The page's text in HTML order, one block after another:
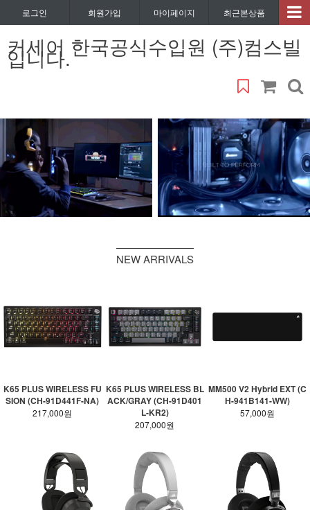
로그인 회원가입 마이페이지 최근본상품
커세어 한국공식수입원 (주)컴스빌
입니다.
NEW ARRIVALS
K65 PLUS WIRELESS FU
SION (CH-91D441F-NA)
217,000원
K65 PLUS WIRELESS BL
ACK/GRAY (CH-91D401
L-KR2)
207,000원
MM500 V2 Hybrid EXT (C
H-941B141-WW)
57,000원